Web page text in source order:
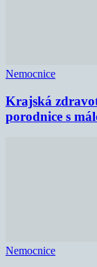
Nemocnice
Krajská
porodnice s
Nemocnice